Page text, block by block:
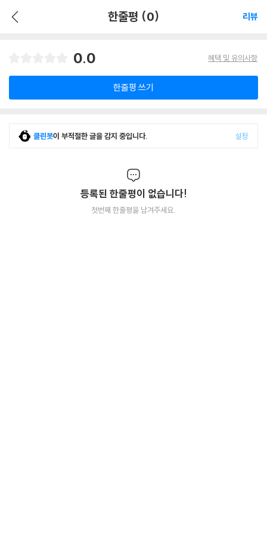
한줄평 (0) 리뷰
0.0 혜택 및 유의사항
한줄평 쓰기
클린봇이 부적절한 글을 감지 중입니다. 설정
등록된 한줄평이 없습니다!
첫번째 한줄평을 남겨주세요.